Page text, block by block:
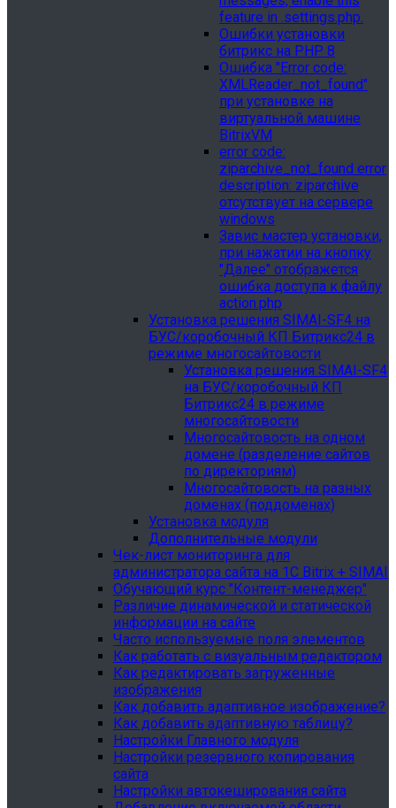
feature in .settings.php.
Ошибки установки
битрикс на PHP 8
Ошибка "Error сode:
XMLReader_not_found"
при установке на
виртуальной машине
BitrixVM
error сode:
ziparchive_not_found error
description: ziparchive
отсутствует на сервере
windows
Завис мастер установки,
при нажатии на кнопку
"Далее" отображется
ошибка доступа к файлу
action.php
Установка решения SIMAI-SF4 на
БУС/коробочный КП Битрикс24 в
режиме многосайтовости
Установка решения SIMAI-SF4
на БУС/коробочный КП
Битрикс24 в режиме
многосайтовости
Многосайтовость на одном
домене (разделение сайтов
по директориям)
Многосайтовость на разных
доменах (поддоменах)
Установка модуля
Дополнительные модули
Чек-лист мониторинга для
администратора сайта на 1С Bitrix + SIMAI
Обучающий курс "Контент-менеджер"
Различие динамической и статической
информации на сайте
Часто используемые поля элементов
Как работать с визуальным редактором
Как редактировать загруженные
изображения
Как добавить адаптивное изображение?
Как добавить адаптивную таблицу?
Настройки Главного модуля
Настройки резервного копирования
сайта
Настройки автокеширования сайта